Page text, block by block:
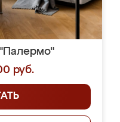
руб.